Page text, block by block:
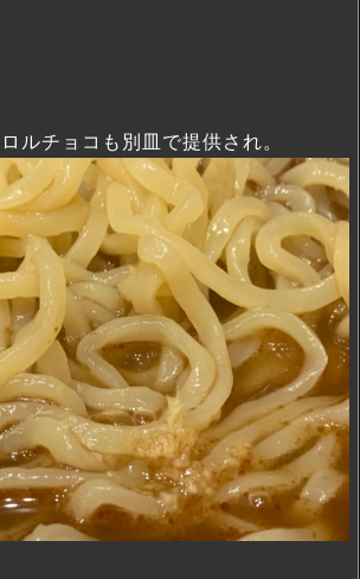
ルチョコも別皿で提供され。